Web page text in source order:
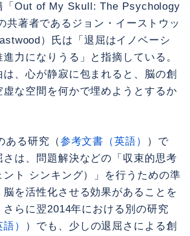
「Out of My Skull: The Psychology
共著者であるジョン・イーストウッ
）氏は「退屈はイノベーシ
進力になりうる」と指摘している。
、心が静寂に包まれると、脳の創
虚な空間を何かで埋めようとするか
ある研究（参考文書（英語）
）で
さは、問題解決などの「収束的思考
ント シンキング）」を行うための準
を活性化させる効果があることを
さらに翌2014年における別の研究
） ）でも、少しの退屈さによる創